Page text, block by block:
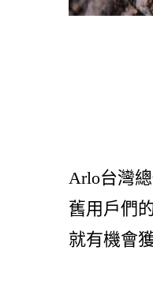
Arlo台灣
舊用戶們
就有機會